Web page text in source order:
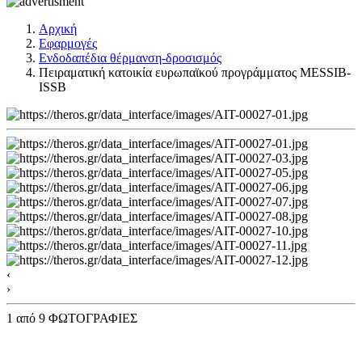
Αρχική
Εφαρμογές
Ενδοδαπέδια θέρμανση-δροσισμός
Πειραματική κατοικία ευρωπαϊκού προγράμματος MESSIB-
ISSB
‹
›
1 από 9 ΦΩΤΟΓΡΑΦΙΕΣ